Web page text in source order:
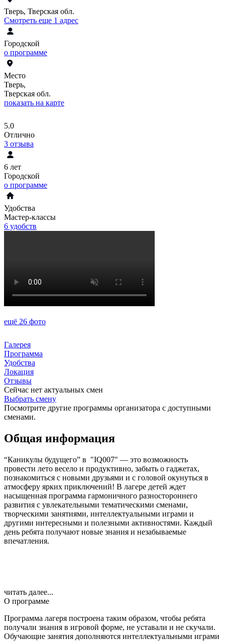
Тверь, Тверская обл.
Смотреть еще 1 адрес
Городской
о программе
Место
Тверь,
Тверская обл.
показать на карте
5.0
Отлично
3 отзыва
6 лет
Городской
о программе
Удобства
Мастер-классы
6 удобств
ещё 26 фото
Галерея
Программа
Удобства
Локация
Отзывы
Сейчас нет актуальных смен
Выбрать смену
Посмотрите другие программы организатора с доступными
сменами.
Общая информация
“Каникулы будущего” в "IQ007" — это возможность
провести лето весело и продуктивно, забыть о гаджетах,
познакомиться с новыми друзьями и с головой окунуться в
атмосферу ярких приключений! В лагере детей ждет
насыщенная программа гармоничного разностороннего
развития с увлекательными тематическими сменами,
творческими занятиями, интеллектуальными играми и
другими интересными и полезными активностями. Каждый
день ребята получают новые знания и незабываемые
впечатления.
читать далее...
О программе
Программа лагеря построена таким образом, чтобы ребята
получали знания в игровой форме, не уставали и не скучали.
Обучающие занятия дополняются интеллектуальными играми